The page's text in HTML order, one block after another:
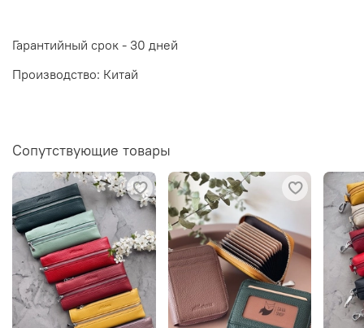
Гарантийный срок - 30 дней
Производство: Китай
Сопутствующие товары